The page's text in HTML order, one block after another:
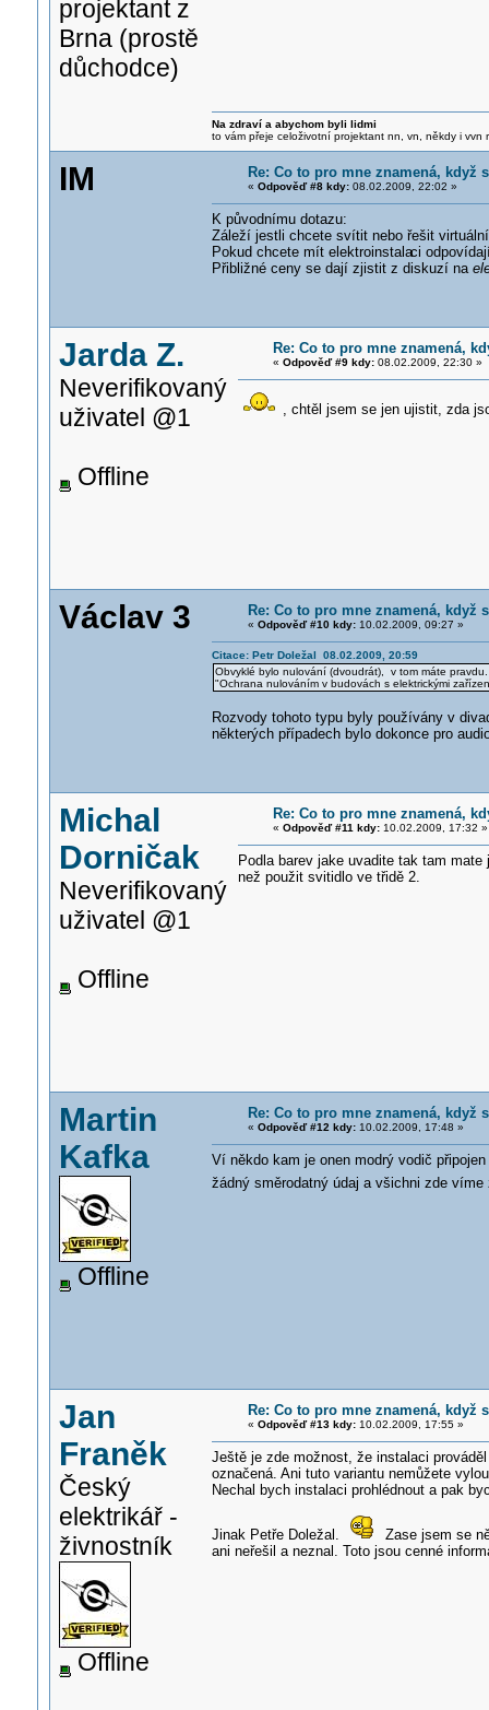
projektant z
Brna (prostě
důchodce)
Na zdraví a abychom byli lidmi
to vám přeje celoživotní projektant nn, vn, někdy i vvn
IM Re: Co to pro mne znamená,
« Odpověď #8 kdy:08.02.2009, 22:02 »
K původnímu dotazu:
Záleží jestli chcete svítit nebo řešit
Pokud chcete mít elektroinstalaci
Přibližné ceny se dají zjistit z diskuzí na
Jarda Z.
Neverifikovaný
uživatel @1
Offline
Re: Co to pro mne znamená,
« Odpověď #9 kdy:08.02.2009, 22:30 »
, chtěl jsem se jen ujistit, zda
Václav 3 Re: Co to pro mne znamená,
« Odpověď #10 kdy:10.02.2009, 09:27 »
Citace: Petr Doležal 08.02.2009, 20:59
Obvyklé bylo nulování (dvoudrát), v tom máte
"Ochrana nulováním v budovách s elektrickými
Rozvody tohoto typu byly používány v
některých případech bylo dokonce pro
Michal
Dorničak
Neverifikovaný
uživatel @1
Offline
Re: Co to pro mne znamená,
« Odpověď #11 kdy:10.02.2009, 17:32 »
Podla barev jake uvadite tak tam
než použit svitidlo ve třidě 2.
Martin
Kafka
Offline
Re: Co to pro mne znamená,
« Odpověď #12 kdy:10.02.2009, 17:48 »
Ví někdo kam je onen modrý vodič
žádný směrodatný údaj a všichni zde
Jan
Franěk
Český
elektrikář -
živnostník
Offline
Re: Co to pro mne znamená,
« Odpověď #13 kdy:10.02.2009, 17:55 »
Ještě je zde možnost, že instalaci
označená. Ani tuto variantu nemůžete
Nechal bych instalaci prohlédnout a pak
Jinak Petře Doležal.
Zase jsem se
ani neřešil a neznal. Toto jsou cenné